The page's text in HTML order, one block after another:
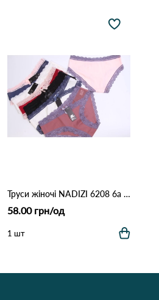
Труси жіночі NADIZI 6208 6а Різні кольори
58.00 грн/од
1 шт